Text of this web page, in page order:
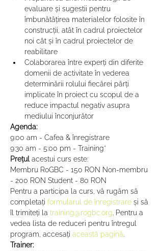
evaluare și sugestii pentru
îmbunătățirea materialelor folosite în
construcții, atât în cadrul proiectelor
noi cât și în cadrul proiectelor de
reabilitare
Colaborarea între experți din diferite
domenii de activitate în vederea
determinării rolului fiecărei părți
implicate în proiect cu scopul de a
reduce impactul negativ asupra
mediului înconjurător
Agenda:
9:00 am - Cafea & înregistrare
9:30 am - 5:00 pm - Training*
Prețul acestui curs este:
Membru RoGBC - 150 RON Non-membru
- 200 RON Student - 80 RON
Pentru a participa la curs, vă rugăm să
completați formularul de înregistrare și să
îl trimiteți la training@rogbc.org. Pentru a
vedea lista de reduceri pentru întregul
program, accesați această pagină.
Trainer: